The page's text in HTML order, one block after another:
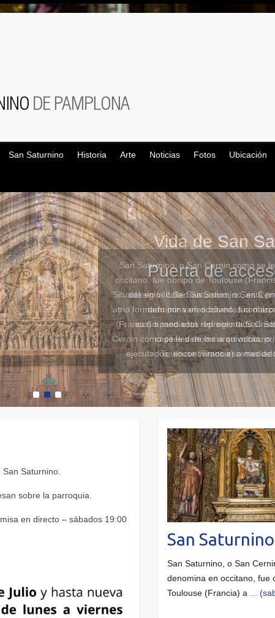
San Saturnino Historia Arte Noticias Fotos Ubicación
Vida de San
San Saturnino, o San Cernin como se
occitano, fue obispo de Toulouse
del siglo III.San Saturnino, o San
denomina en occitano, fue
(Francia) a mediados del siglo III.San
Cernin como se le denomina en
Toulouse (Francia) a
1 2 3
Saturnino.
sobre la parroquia.
en directo – sábados 19:00
San Saturnino
San Saturnino, o San
denomina en occitano, fue
Toulouse (Francia) a ...